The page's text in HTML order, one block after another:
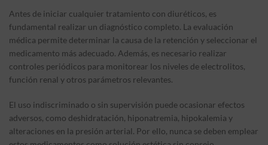
Antes de iniciar cualquier tratamiento con diuréticos, es
fundamental realizar un diagnóstico completo. La evaluación
médica permite determinar la causa de la retención y seleccionar el
medicamento más adecuado. Además, es necesario realizar
controles periódicos para monitorear los niveles de electrolitos,
función renal y otros parámetros relevantes.
El uso indiscriminado o sin supervisión puede ocasionar efectos
adversos, como deshidratación, hiponatremia, hipokalemia y
alteraciones en la presión arterial. Por ello, nunca se deben emplear